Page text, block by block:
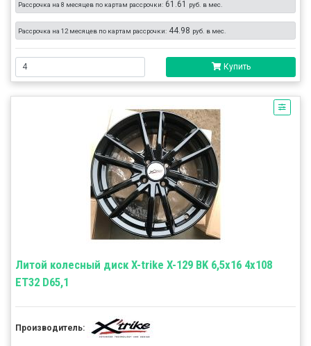
Рассрочка на 8 месяцев по картам рассрочки: 61.61 руб. в мес.
Рассрочка на 12 месяцев по картам рассрочки: 44.98 руб. в мес.
Купить
Литой колесный диск X-trike X-129 BK 6,5x16 4x108
ET32 D65,1
Производитель: